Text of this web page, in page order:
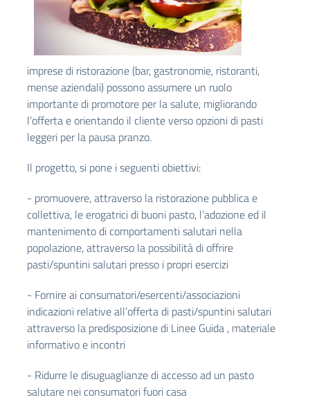
imprese di ristorazione (bar, gastronomie, ristoranti,
mense aziendali) possono assumere un ruolo
importante di promotore per la salute, migliorando
l’offerta e orientando il cliente verso opzioni di pasti
leggeri per la pausa pranzo.
Il progetto, si pone i seguenti obiettivi:
- promuovere, attraverso la ristorazione pubblica e
collettiva, le erogatrici di buoni pasto, l’adozione ed il
mantenimento di comportamenti salutari nella
popolazione, attraverso la possibilità di offrire
pasti/spuntini salutari presso i propri esercizi
- Fornire ai consumatori/esercenti/associazioni
indicazioni relative all’offerta di pasti/spuntini salutari
attraverso la predisposizione di Linee Guida , materiale
informativo e incontri
- Ridurre le disuguaglianze di accesso ad un pasto
salutare nei consumatori fuori casa